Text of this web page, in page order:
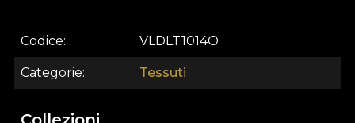
Acest material textil premium este alegerea ideală
impresioneze prin profunzime vizuală și
realizarea draperiilor statement, tapițarea pieselor
Codice VLDLT1014O
Categorie Tessuti